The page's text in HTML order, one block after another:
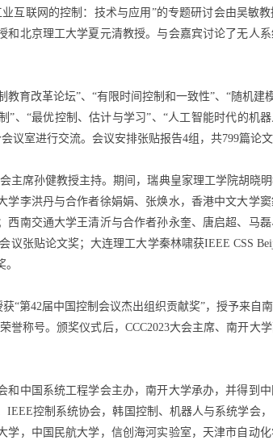
互联网的控制：技术与应用”的专题研讨会由吴敏
北京理工大学夏元清教授。与会嘉宾讨论了无人
育改革论坛”、“有限时间控制和一致性”、“随机建
、“最优控制、估计与学习”、“人工智能时代的机
议室进行交流。会议安排张贴报告4组，共799篇论文
主席孙健教授主持。期间，瑞典皇家理工学院胡晓
李洪丹与合作者徐娟娟、张焕水，香港中文大学
南交通大学王清沂与合作者孙永奎、唐启超、马
张贴论文奖；大连理工大学秦林啸获IEEE CSS
“第42届中国控制会议杰出组织贡献奖”，授予来自
誉称号。颁奖仪式后，CCC2023大会主席、南开大
中国系统工程学会主办，南开大学承办，并得到中
控制系统协会，韩国控制、机器人与系统学会
，中国民航大学，信创海河实验室，天津市自动